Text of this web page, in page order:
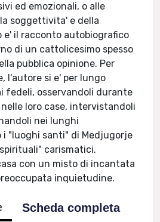
ed emozionali, o alle
soggettivita' e della
e' il racconto autobiografico
di un cattolicesimo spesso
pubblica opinione. Per
l'autore si e' per lungo
fedeli, osservandoli durante
loro case, intervistandoli
nei lunghi
i "luoghi santi" di Medjugorje
carismatici.
con un misto di incantata
inquietudine.
Scheda completa